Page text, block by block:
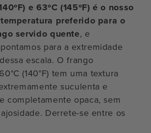
e 63ºC (145ºF) é o nosso
preferido para o
servido quente, e
para a extremidade
escala. O frango
(140°F) tem uma textura
suculenta e
completamente opaca, sem
Derrete-se entre os